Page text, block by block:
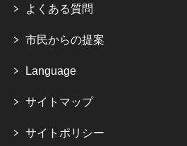
よくある質問
市民からの提案
Language
サイトマップ
サイトポリシー